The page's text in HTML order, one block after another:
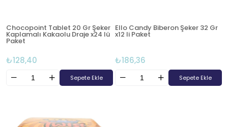
Chocopoint Tablet 20 Gr Şeker
Kaplamalı Kakaolu Draje x24 lü
Paket
₺128,40
Sepete Ekle
Ello Candy Biberon Şeker 32 Gr
x12 li Paket
₺186,36
Sepete Ekle